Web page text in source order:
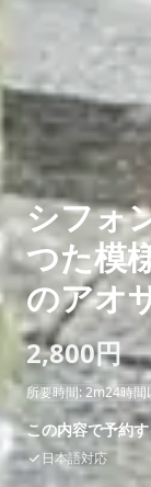
シフォ
つた模
のアオ
2,800円
所要時間: 2m24時間
この内容で予約
日本語対応